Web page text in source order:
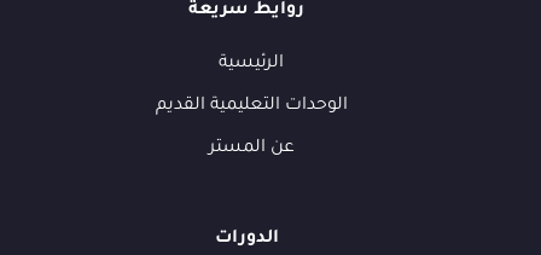
روايط سريعة
الرئيسية
الوحدات التعليمية القديم
عن المستر
الدورات